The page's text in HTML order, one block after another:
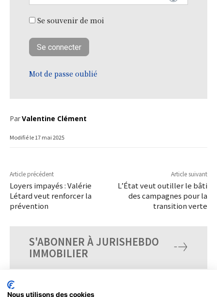
Se souvenir de moi
Mot de passe oublié
ParValentine Clément
Modifié le17 mai 2025
Article précédent
Loyers impayés : Valérie
Létard veut renforcer la
prévention
Article suivant
L’État veut outiller le bâti
des campagnes pour la
transition verte
S'ABONNER À JURISHEBDO
IMMOBILIER
Nous utilisons des cookies